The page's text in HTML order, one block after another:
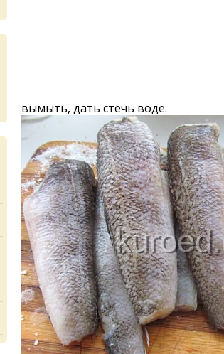
вымыть, дать стечь воде.